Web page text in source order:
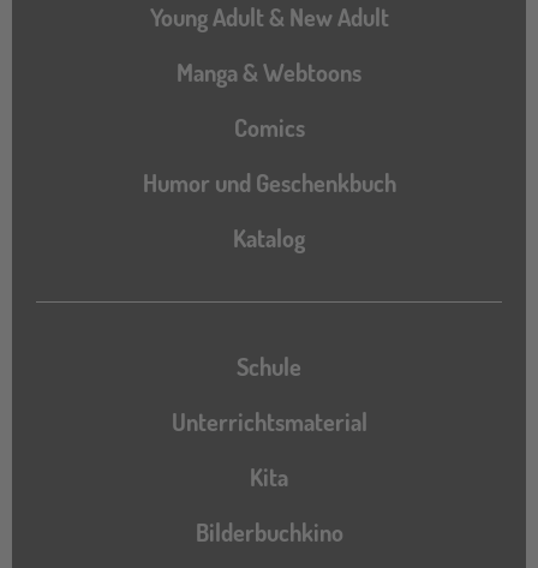
Young Adult & New Adult
Manga & Webtoons
Comics
Humor und Geschenkbuch
Katalog
Katalog
Schule
Unterrichtsmaterial
Kita
Bilderbuchkino